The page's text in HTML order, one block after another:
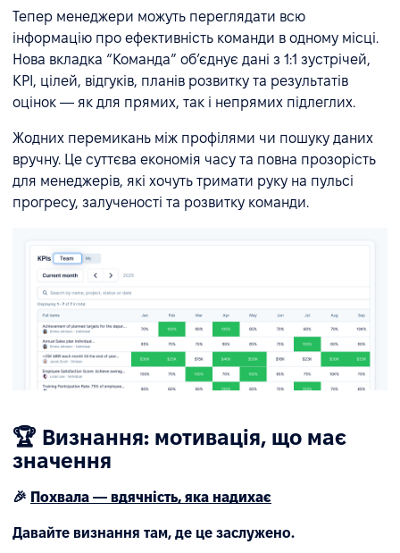
Тепер менеджери можуть переглядати всю
інформацію про ефективність команди в одному місці.
Нова вкладка “Команда” об’єднує дані з 1:1 зустрічей,
KPI, цілей, відгуків, планів розвитку та результатів
оцінок — як для прямих, так і непрямих підлеглих.
Жодних перемикань між профілями чи пошуку даних
вручну. Це суттєва економія часу та повна прозорість
для менеджерів, які хочуть тримати руку на пульсі
прогресу, залученості та розвитку команди.
🏆 Визнання: мотивація, що має
значення
🎉 Похвала — вдячність, яка надихає
Давайте визнання там, де це заслужено.